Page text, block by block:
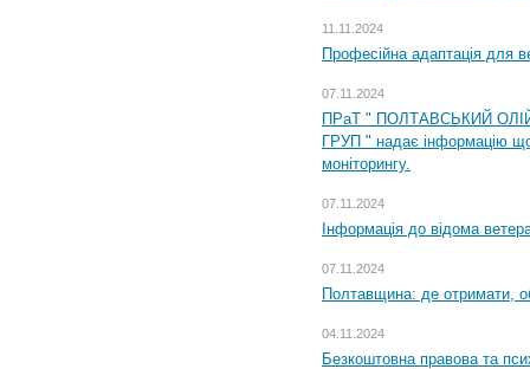
11.11.2024
Професійна адаптація для
07.11.2024
ПРаТ " ПОЛТАВСЬКИЙ
ГРУП " надає інформацію
моніторингу.
07.11.2024
Інформація до відома
07.11.2024
Полтавщина: де отримати,
04.11.2024
Безкоштовна правова та